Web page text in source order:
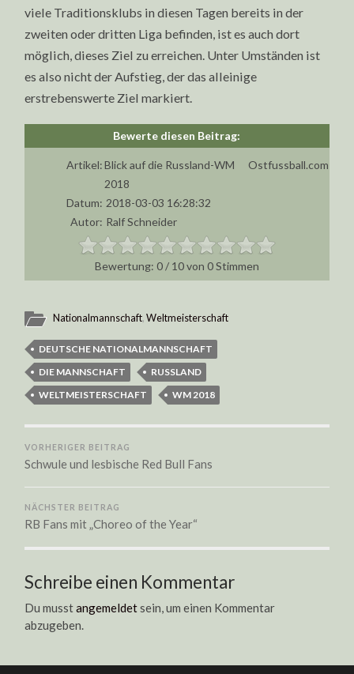
viele Traditionsklubs in diesen Tagen bereits in der
zweiten oder dritten Liga befinden, ist es auch dort
möglich, dieses Ziel zu erreichen. Unter Umständen ist
es also nicht der Aufstieg, der das alleinige
erstrebenswerte Ziel markiert.
Artikel:Blick auf die Russland-WM
2018
Ostfussball.com
Datum: 2018-03-03 16:28:32
Autor: Ralf Schneider
0/ 10von 0Stimmen
Nationalmannschaft,Weltmeisterschaft
DEUTSCHE NATIONALMANNSCHAFT
DIE MANNSCHAFT
RUSSLAND
WELTMEISTERSCHAFT
WM 2018
VORHERIGER BEITRAG
Schwule und lesbische Red Bull Fans
NÄCHSTER BEITRAG
RB Fans mit „Choreo of the Year“
Schreibe einen Kommentar
Du musstangemeldetsein, um einen Kommentar
abzugeben.